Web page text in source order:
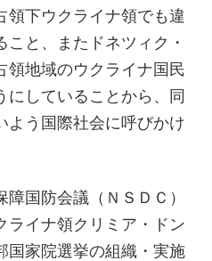
領下ウクライナ領でも違
と、またドネツィク・
領地域のウクライナ国民
にしていることから、同
よう国際社会に呼びかけ
国防会議（ＮＳＤＣ）
ライナ領クリミア・ドン
国家院選挙の組織・実施